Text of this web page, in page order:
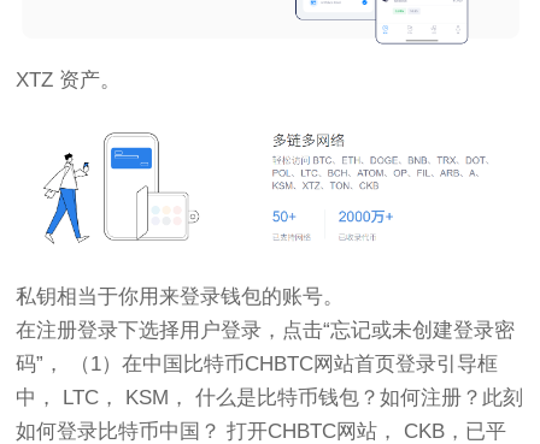
XTZ 资产。
私钥相当于你用来登录钱包的账号。
在注册登录下选择用户登录，点击“忘记或未创建登录密
码”， （1）在中国比特币CHBTC网站首页登录引导框
中， LTC， KSM， 什么是比特币钱包？如何注册？此刻
如何登录比特币中国？ 打开CHBTC网站， CKB，已平